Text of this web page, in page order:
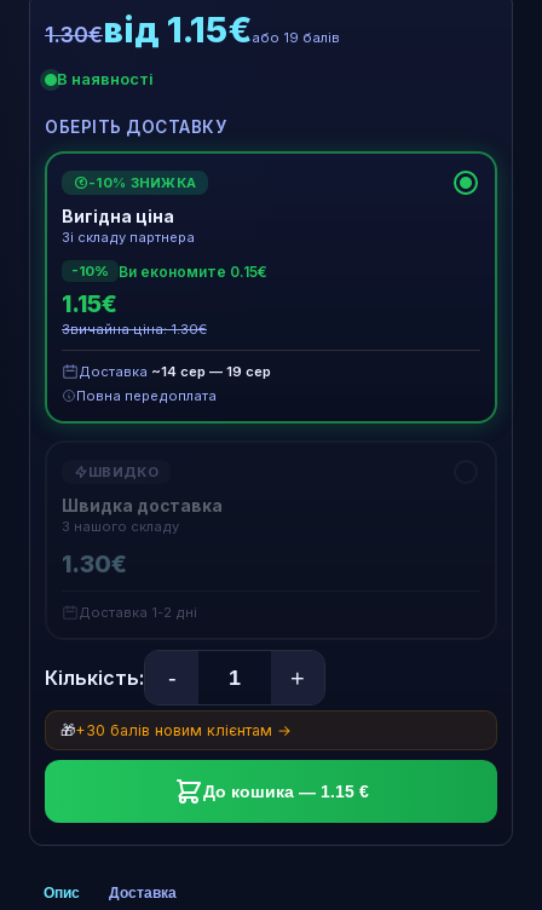
1.30€від 1.15€або 19 балів
В наявності
ОБЕРІТЬ ДОСТАВКУ
€ -10% ЗНИЖКА
Вигідна ціна
Зі складу партнера
-10%
Ви економите 0.15€
1.15€
Звичайна ціна: 1.30€
Доставка ~14 сер — 19 сер
Повна передоплата
ШВИДКО
Швидка доставка
З нашого складу
1.30€
Доставка 1-2 дні
Кількість: - +
🎁+30 балів новим клієнтам →
До кошика — 1.15 €
Опис Доставка